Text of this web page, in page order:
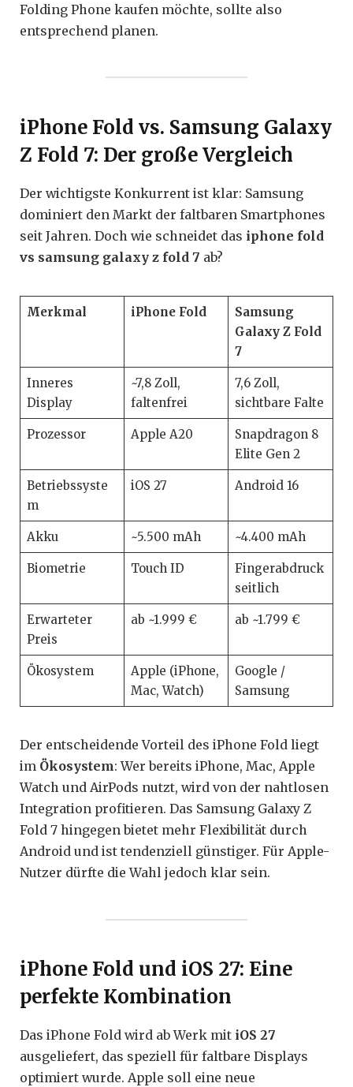
Folding Phone kaufen möchte, sollte also
entsprechend planen.
iPhone Fold vs. Samsung Galaxy
Z Fold 7: Der große Vergleich
Der wichtigste Konkurrent ist klar: Samsung
dominiert den Markt der faltbaren Smartphones
seit Jahren. Doch wie schneidet das iphone fold
vs samsung galaxy z fold 7 ab?
Merkmal iPhone Fold
Samsung
Galaxy Z Fold
7
Inneres
Display
~7,8 Zoll,
faltenfrei
7,6 Zoll,
sichtbare Falte
Prozessor Apple A20
Snapdragon 8
Elite Gen 2
Betriebssyste
m
iOS 27 Android 16
Akku ~5.500 mAh ~4.400 mAh
Biometrie Touch ID
Fingerabdruck
seitlich
Erwarteter
Preis
ab ~1.999 € ab ~1.799 €
Ökosystem
Apple (iPhone,
Mac, Watch)
Google /
Samsung
Der entscheidende Vorteil des iPhone Fold liegt
im Ökosystem: Wer bereits iPhone, Mac, Apple
Watch und AirPods nutzt, wird von der nahtlosen
Integration profitieren. Das Samsung Galaxy Z
Fold 7 hingegen bietet mehr Flexibilität durch
Android und ist tendenziell günstiger. Für Apple-
Nutzer dürfte die Wahl jedoch klar sein.
iPhone Fold und iOS 27: Eine
perfekte Kombination
Das iPhone Fold wird ab Werk mit iOS 27
ausgeliefert, das speziell für faltbare Displays
optimiert wurde. Apple soll eine neue